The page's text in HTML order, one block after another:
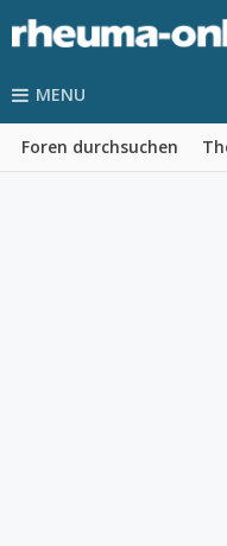
MENU
Foren durchsuchen